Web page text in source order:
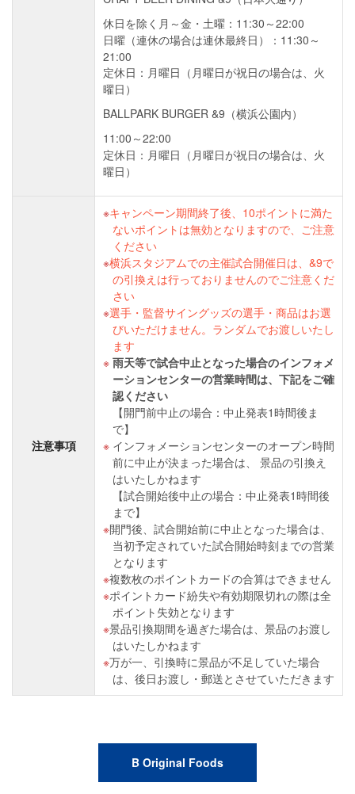
休日を除く月～金・土曜：11:30～22:00
日曜（連休の場合は連休最終日）：11:30～
21:00
定休日：月曜日（月曜日が祝日の場合は、火
曜日）
BALLPARK BURGER &9（横浜公園内）
11:00～22:00
定休日：月曜日（月曜日が祝日の場合は、火
曜日）
注意事項
キャンペーン期間終了後、10ポイントに満た
ないポイントは無効となりますので、ご注意
ください
横浜スタジアムでの主催試合開催日は、&9で
の引換えは行っておりませんのでご注意くだ
さい
選手・監督サイングッズの選手・商品はお選
びいただけません。ランダムでお渡しいたし
ます
雨天等で試合中止となった場合のインフォメ
ーションセンターの営業時間は、下記をご確
認ください
【開門前中止の場合：中止発表1時間後ま
で】
インフォメーションセンターのオープン時間
前に中止が決まった場合は、 景品の引換え
はいたしかねます
【試合開始後中止の場合：中止発表1時間後
まで】
開門後、試合開始前に中止となった場合は、
当初予定されていた試合開始時刻までの営業
となります
複数枚のポイントカードの合算はできません
ポイントカード紛失や有効期限切れの際は全
ポイント失効となります
景品引換期間を過ぎた場合は、景品のお渡し
はいたしかねます
万が一、引換時に景品が不足していた場合
は、後日お渡し・郵送とさせていただきます
B Original Foods